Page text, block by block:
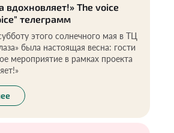
вдохновляет!» The voice
телеграмм
этого солнечного мая в ТЦ
была настоящая весна: гости
мероприятие в рамках проекта